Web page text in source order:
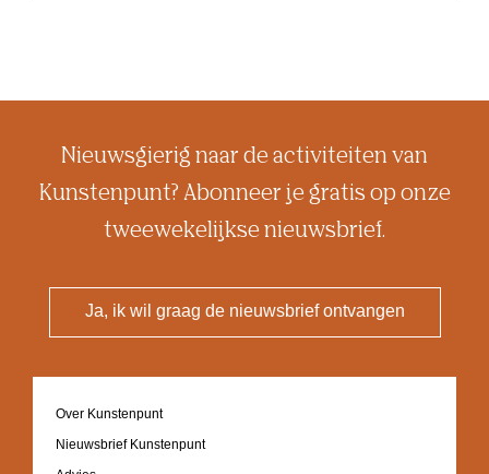
Nieuwsgierig naar de activiteiten van
Kunstenpunt? Abonneer je gratis op onze
tweewekelijkse nieuwsbrief.
Ja, ik wil graag de nieuwsbrief ontvangen
Footer
navigation
Over Kunstenpunt
Nieuwsbrief Kunstenpunt